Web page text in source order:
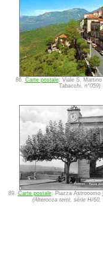
86. Carte postale: Viale S. Martino
Tabacchi, n°059)
89. Carte postale: Piazza Astronomo
(Alterocca terni, série H/60,